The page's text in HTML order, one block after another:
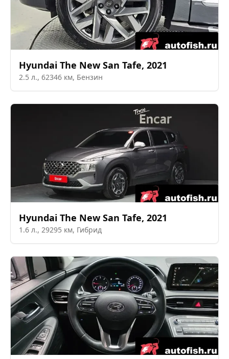
Hyundai The New San Tafe, 2021
2.5 л., 62346 км, Бензин
Hyundai The New San Tafe, 2021
1.6 л., 29295 км, Гибрид